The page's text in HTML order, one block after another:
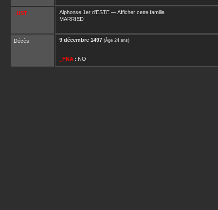
_UST Alphonse 1er d'ESTE —Afficher cette famille
MARRIED
Décès 9 décembre 1497 (Âge 24 ans)
_FNA : NO